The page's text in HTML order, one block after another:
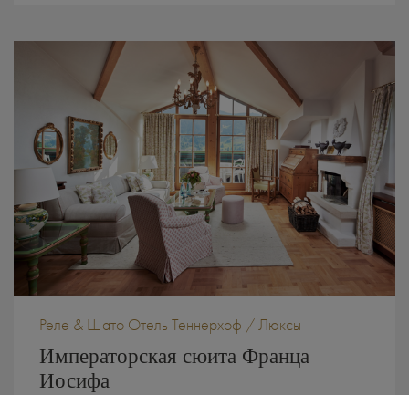
Реле & Шато Отель Теннерхоф / Люксы
Императорская сюита Франца
Иосифа